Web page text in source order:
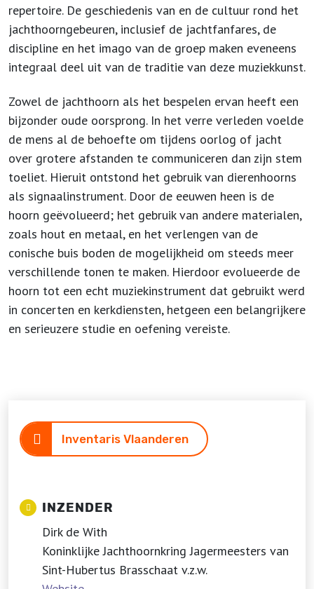
repertoire. De geschiedenis van en de cultuur rond het
jachthoorngebeuren, inclusief de jachtfanfares, de
discipline en het imago van de groep maken eveneens
integraal deel uit van de traditie van deze muziekkunst.
Zowel de jachthoorn als het bespelen ervan heeft een
bijzonder oude oorsprong. In het verre verleden voelde
de mens al de behoefte om tijdens oorlog of jacht
over grotere afstanden te communiceren dan zijn stem
toeliet. Hieruit ontstond het gebruik van dierenhoorns
als signaalinstrument. Door de eeuwen heen is de
hoorn geëvolueerd; het gebruik van andere materialen,
zoals hout en metaal, en het verlengen van de
conische buis boden de mogelijkheid om steeds meer
verschillende tonen te maken. Hierdoor evolueerde de
hoorn tot een echt muziekinstrument dat gebruikt werd
in concerten en kerkdiensten, hetgeen een belangrijkere
en serieuzere studie en oefening vereiste.
Inventaris Vlaanderen
INZENDER
Dirk de With
Koninklijke Jachthoornkring Jagermeesters van
Sint-Hubertus Brasschaat v.z.w.